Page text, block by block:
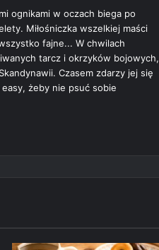
ognikami w oczach biega po
Miłośniczka wszelkiej maści
fajne... W chwilach
tarcz i okrzyków bojowych,
Czasem zdarzy jej się
żeby nie psuć sobie